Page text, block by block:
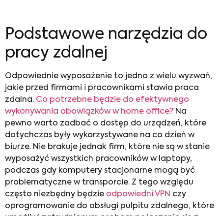
Podstawowe narzędzia do
pracy zdalnej
Odpowiednie wyposażenie to jedno z wielu wyzwań,
jakie przed firmami i pracownikami stawia praca
zdalna. Co potrzebne będzie do efektywnego
wykonywania obowiązków w home office? Na
pewno warto zadbać o dostęp do urządzeń, które
dotychczas były wykorzystywane na co dzień w
biurze. Nie brakuje jednak firm, które nie są w stanie
wyposażyć wszystkich pracowników w laptopy,
podczas gdy komputery stacjonarne mogą być
problematyczne w transporcie. Z tego względu
często niezbędny będzie odpowiedni VPN czy
oprogramowanie do obsługi pulpitu zdalnego, które